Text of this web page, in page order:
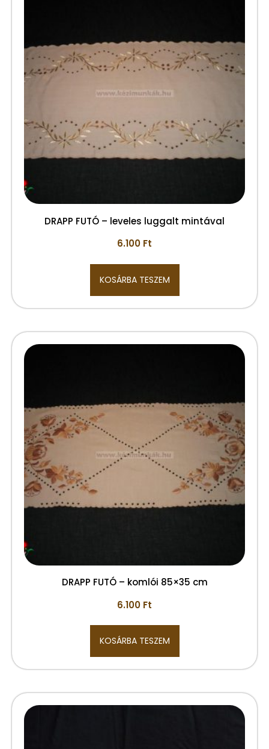
DRAPP FUTÓ – leveles luggalt mintával
6.100 Ft
KOSÁRBA TESZEM
DRAPP FUTÓ – komlói 85×35 cm
6.100 Ft
KOSÁRBA TESZEM